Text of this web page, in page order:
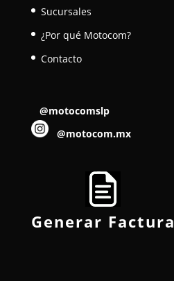
Sucursales
¿Por qué Motocom?
Contacto
@motocomslp
@motocom.mx
Generar Factura